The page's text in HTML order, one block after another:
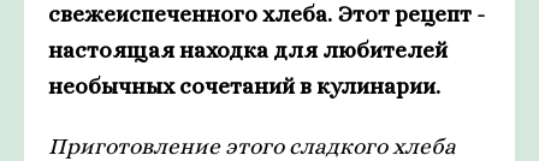
свежеиспеченного хлеба. Этот рецепт -
настоящая находка для любителей
необычных сочетаний в кулинарии.
Приготовление этого сладкого хлеба